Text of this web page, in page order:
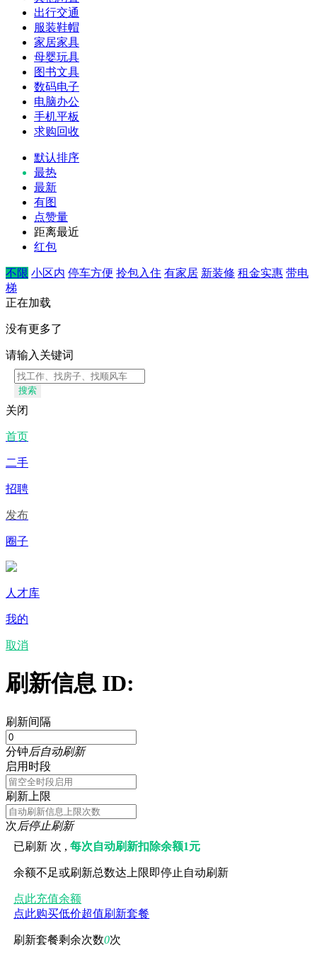
出行交通
服装鞋帽
家居家具
母婴玩具
图书文具
数码电子
电脑办公
手机平板
求购回收
默认排序
最热
最新
有图
点赞量
距离最近
红包
不限 小区内 停车方便 拎包入住 有家居 新装修 租金实惠 带电
梯
正在加载
没有更多了
请输入关键词
搜索
关闭
首页
二手
招聘
发布
圈子
人才库
我的
取消
刷新信息 ID:
刷新间隔
分钟后自动刷新
启用时段
刷新上限
次后停止刷新
已刷新 次 ,每次自动刷新扣除余额1元
余额不足或刷新总数达上限即停止自动刷新
点此充值余额
点此购买低价超值刷新套餐
刷新套餐剩余次数0次